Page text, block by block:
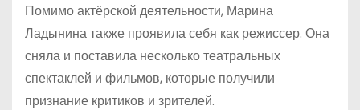
Помимо актёрской деятельности, Марина
Ладынина также проявила себя как режиссер. Она
сняла и поставила несколько театральных
спектаклей и фильмов, которые получили
признание критиков и зрителей.